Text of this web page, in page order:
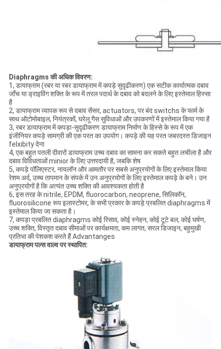
Diaphragms की अधिक विवरण:
1, डायाफ्राम (रबर या रबर डायाफ्राम में कपड़े सुदृढीकरण) एक सटीक कार्यात्मक दबाव
जाँच या ड्राइविंग शक्ति के रूप में तरल पदार्थ के दबाव को बदलने के लिए इस्तेमाल हिस्सा
है
2, डायाफ्राम व्यापक रूप से दबाव सेंसर, actuators, पर बंद switchs के फार्म के
साथ ऑटोमोबाइल, नियंत्रकों, घरेलू गैस सुविधाओं और उपकरणों में इस्तेमाल किया गया है
3, रबर डायाफ्राम में कपड़ा-सुदृढीकरण डायाफ्राम निर्माण के हिस्से के रूप में एक
इंजीनियर कपड़े सामग्री की एक परत का उपयोग। कपड़े की यह परत जबरदस्त डिजाइन
felxibity देना
4, एक बहुत पतली दीवारों डायाफ्राम उच्च दबाव का सामना कर सकते बहुत लचीला है और
दबाव विविधताओं minior के लिए उत्तरदायी है, जबकि शेष
5, कपड़े पॉलिएस्टर, नायलॉन और आमतौर पर सबसे अनुप्रयोगों के लिए इस्तेमाल किया
रेशम अर्द, उच्च तापमान के संपर्क में उन अनुप्रयोगों के लिए इस्तेमाल कपड़े के बने। उन
अनुप्रयोगों है कि अत्यंत उच्च शक्ति की आवश्यकता होती है
6, इस तरह के nitrile, EPDM, fluorocarbon, neoprene, सिलिकॉन,
fluorosilicone रूप इलास्टोमर, के सभी प्रकार के कपड़े प्रबलित diaphragms में
इस्तेमाल किया जा सकता है।
7, कपड़ा प्रबलित diaphragms कोई रिसाव, कोई स्नेहन, कोई टूटे बल, कोई घर्षण,
उच्च शक्ति, विस्तृत दबाव सीमाओं पर कार्यक्षमता, कम लागत, सरल डिजाइन, बहुमुखी
प्रतिभा की पेशकश करते हैं Advantanges
डायाफ्राम पल्स वाल्व पर स्थापित: